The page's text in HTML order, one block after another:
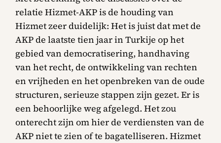
relatie Hizmet-AKP is de houding van
Hizmet zeer duidelijk: Het is juist dat met de
AKP de laatste tien jaar in Turkije op het
gebied van democratisering, handhaving
van het recht, de ontwikkeling van rechten
en vrijheden en het openbreken van de oude
structuren, serieuze stappen zijn gezet. Er is
een behoorlijke weg afgelegd. Het zou
onterecht zijn om hier de verdiensten van de
AKP niet te zien of te bagatelliseren. Hizmet